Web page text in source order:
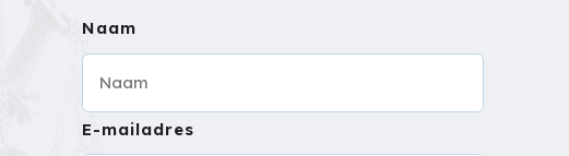
Naam
E-mailadres